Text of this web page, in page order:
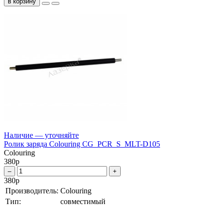
Наличие — уточняйте
Ролик заряда Colouring CG_PCR_S_MLT-D105
Colouring
380р
– +
380р
Производитель: Colouring
Тип:
совместимый